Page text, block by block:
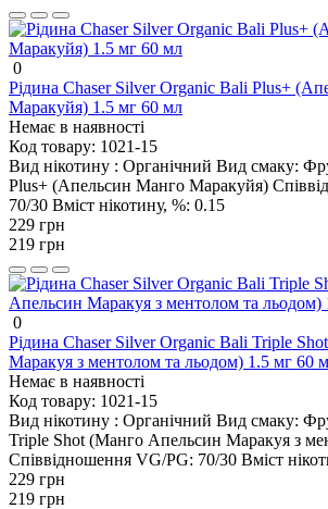
0
Рідина Chaser Silver Organic Bali Plus+
Маракуйя) 1.5 мг 60 мл
Немає в наявності
Код товару: 1021-15
Вид нікотину : Органічний Вид смаку:
Plus+ (Апельсин Манго Маракуйя)
70/30 Вміст нікотину, %: 0.15
229 грн
219 грн
0
Рідина Chaser Silver Organic Bali Triple
Маракуя з ментолом та льодом) 1.5 мг 60
Немає в наявності
Код товару: 1021-15
Вид нікотину : Органічний Вид смаку:
Triple Shot (Манго Апельсин Маракуя з
Співвідношення VG/PG: 70/30 Вміст
229 грн
219 грн